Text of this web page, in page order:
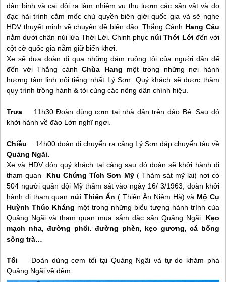
dân binh và cai đội ra làm nhiệm vụ thu lượm các sản vật và đo
đạc hải trình cắm mốc chủ quyền biên giới quốc gia và sẽ nghe
HDV thuyết minh về chuyên đề biển đảo. Thắng Cảnh Hang Câu
nằm dưới chân núi lửa Thới Lới. Chinh phục núi Thới Lới đến với
cột cờ quốc gia nằm giữ biển khơi.
Xe sẽ đưa đoàn đi qua những đám ruộng tỏi của người dân để
đến với Thắng cảnh Chùa Hang một trong những nơi hành
hương tâm linh nổi tiếng nhất Lý Sơn . Quý khách sẽ được thăm
quy trình trồng hành & tỏi cùng các nông dân chính hiệu.
Trưa
11h30 Đoàn dùng cơm tại nhà dân trên đảo Bé. Sau đó
khởi hành về đảo Lớn nghĩ ngơi.
Chiều 14h00 đoàn di chuyển ra cảng Lý Sơn đáp chuyến tàu về
Quảng Ngãi.
Xe và HDV đón quý khách tại cảng sau đó đoàn sẽ khởi hành đi
tham quan Khu Chứng Tích Sơn Mỹ( Thảm sát mỹ lai) nơi có
504 người quân đội Mỹ thảm sát vào ngày 16/ 3/1963, đoàn khởi
hành đi tham quan núi Thiên Ấn ( Thiên Ấn Niêm Hà) và Mộ Cụ
Huỳnh Thúc Kháng một trong những biểu tượng hành trình của
Quảng Ngãi và tham quan mua sắm đặc sản Quảng Ngãi: Kẹo
mạch nha, đường phổi. đường phèn, kẹo gương, cá bống
sông trà…
Tối Đoàn dùng cơm tối tại Quảng Ngãi và tự do khám phá
Quảng Ngãi về đêm.